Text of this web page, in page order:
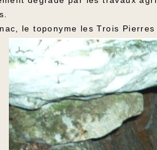
le toponyme les Trois